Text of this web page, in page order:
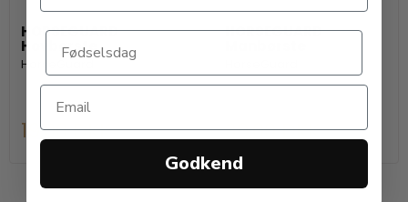
HORSEGUARD
Hovbørste
HorseGuard
19,00 DKK
HORSEGUARD
39,00 DKK
Godkend